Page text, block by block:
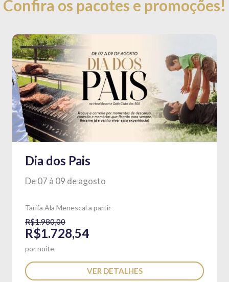
Confira os pacotes e promoções!
Dia dos Pais
De 07 à 09 de agosto
Tarifa Ala Menescal a partir
R$1.980,00
R$1.728,54
por noite
VER DETALHES